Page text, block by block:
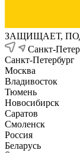
ЗАЩИЩАЕТ,
Санкт-
Санкт-Петербург
Москва
Владивосток
Тюмень
Новосибирск
Саратов
Смоленск
Россия
Беларусь